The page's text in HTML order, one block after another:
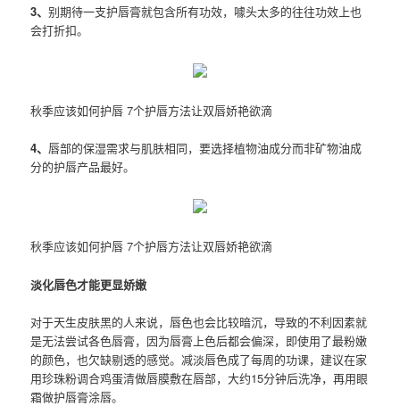
3、别期待一支护唇膏就包含所有功效，噱头太多的往往功效上也
会打折扣。
秋季应该如何护唇 7个护唇方法让双唇娇艳欲滴
4、 唇部的保湿需求与肌肤相同，要选择植物油成分而非矿物油成
分的护唇产品最好。
秋季应该如何护唇 7个护唇方法让双唇娇艳欲滴
淡化唇色才能更显娇嫩
对于天生皮肤黑的人来说，唇色也会比较暗沉，导致的不利因素就
是无法尝试各色唇膏，因为唇膏上色后都会偏深，即使用了最粉嫩
的颜色，也欠缺剔透的感觉。减淡唇色成了每周的功课，建议在家
用珍珠粉调合鸡蛋清做唇膜敷在唇部，大约15分钟后洗净，再用眼
霜做护唇膏涂唇。